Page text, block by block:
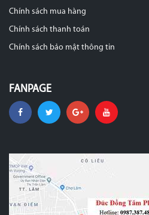
Chính sách mua hàng
Chính sách thanh toán
Chính sách bảo mật thông tin
FANPAGE